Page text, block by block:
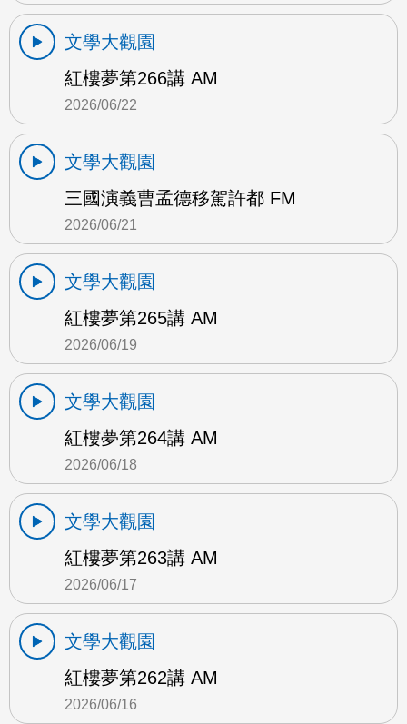
文學大觀園
紅樓夢第266講 AM
2026/06/22
文學大觀園
三國演義曹孟德移駕許都 FM
2026/06/21
文學大觀園
紅樓夢第265講 AM
2026/06/19
文學大觀園
紅樓夢第264講 AM
2026/06/18
文學大觀園
紅樓夢第263講 AM
2026/06/17
文學大觀園
紅樓夢第262講 AM
2026/06/16